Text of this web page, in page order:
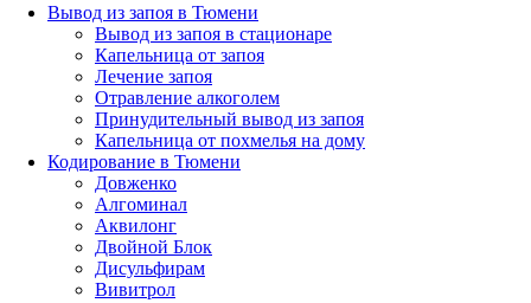
Вывод из запоя в Тюмени
Вывод из запоя в стационаре
Капельница от запоя
Лечение запоя
Отравление алкоголем
Принудительный вывод из запоя
Капельница от похмелья на дому
Кодирование в Тюмени
Довженко
Алгоминал
Аквилонг
Двойной Блок
Дисульфирам
Вивитрол